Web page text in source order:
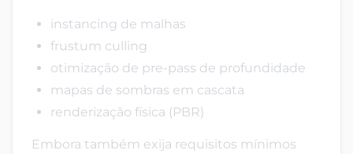
instancing de malhas
frustum culling
otimização de pre-pass de profundidade
mapas de sombras em cascata
renderização física (PBR)
Embora também exija requisitos mínimos